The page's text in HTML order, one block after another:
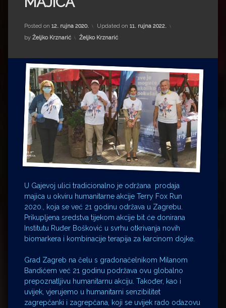
Impressum
Milenko Strižak
Drugi autori
Drugi autori
Ljiljana Lekanić-Kljaić
Željko Krznarić
Mario Lovreković
Miroslav Šantek
Posted on 12. rujna 2020. Updated on 11. rujna 2022.
by Željko Krznarić Kategorije:
Željko Krznarić
U Gajevoj ulici tradicionalno je održana prodaja
majica u okviru humanitarne akcije Terry Fox Run
2020., koja se već 21 godinu održava u Zagrebu.
Prikupljena sredstva tijekom akcije bit će donirana
Institutu Ruđer Bošković u svrhu otkrivanja novih
biomarkera i kombinacije terapija za karcinom dojke.
Grad Zagreb na čelu s gradonačelnikom Milanom
Bandićem već 21 godinu podržava ovu globalno
prepoznatljivu humanitarnu akciju. Također, kao i
uvijek, vjerujemo u humanitarni senzibilitet
zagrepčanki i zagrepčana, koji se uvijek rado odazovu